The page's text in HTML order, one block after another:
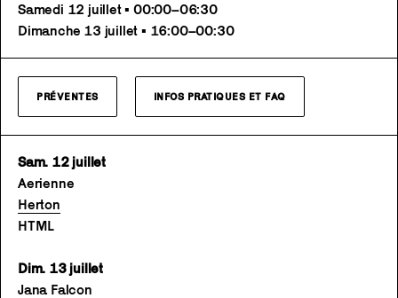
Samedi 12 juillet • 00:00–06:30
Dimanche 13 juillet • 16:00–00:30
PRÉVENTES INFOS PRATIQUES ET FAQ
Sam. 12 juillet
Aerienne
Herton
HTML
Dim. 13 juillet
Jana Falcon